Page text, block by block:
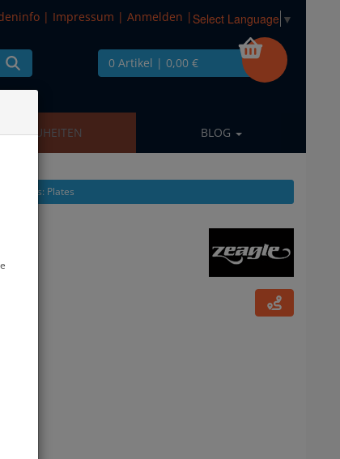
| Impressum | Anmelden | Select Language ▼
0 Artikel | 0,00 €
NEUHEITEN BLOG
aus: Plates